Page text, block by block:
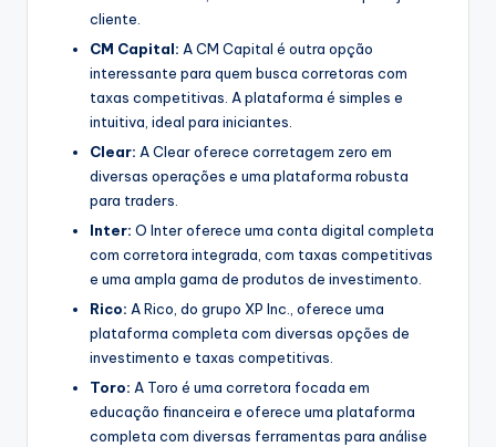
cliente.
CM Capital: A CM Capital é outra opção
interessante para quem busca corretoras com
taxas competitivas. A plataforma é simples e
intuitiva, ideal para iniciantes.
Clear: A Clear oferece corretagem zero em
diversas operações e uma plataforma robusta
para traders.
Inter: O Inter oferece uma conta digital completa
com corretora integrada, com taxas competitivas
e uma ampla gama de produtos de investimento.
Rico: A Rico, do grupo XP Inc., oferece uma
plataforma completa com diversas opções de
investimento e taxas competitivas.
Toro: A Toro é uma corretora focada em
educação financeira e oferece uma plataforma
completa com diversas ferramentas para análise